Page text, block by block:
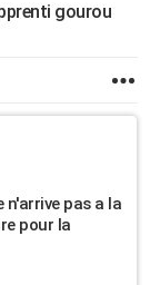
gourou
n'arrive pas a la
pour la